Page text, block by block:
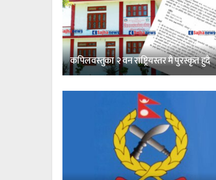
कपिलवस्तुका २ वन राष्ट्रियस्तर मै पुरस्कृत हुदै